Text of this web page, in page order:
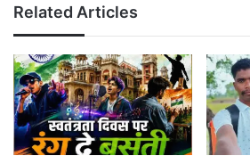
Related Articles